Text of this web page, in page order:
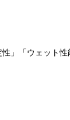
」「ウェット